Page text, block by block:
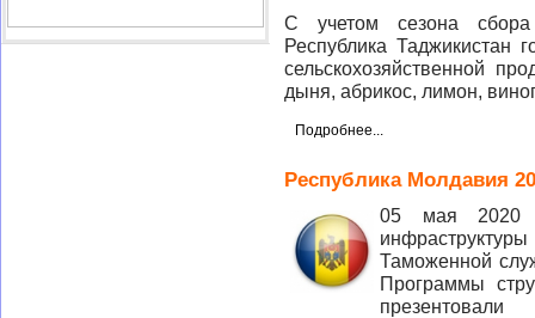
С учетом сезона
Республика Таджикистан
сельскохозяйственной
дыня, абрикос, лимон,
Подробнее...
Республика Молдавия
05 мая 2020
Таможенной
Программы